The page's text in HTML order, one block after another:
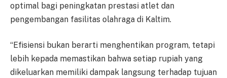
optimal bagi peningkatan prestasi atlet dan
pengembangan fasilitas olahraga di Kaltim.
“Efisiensi bukan berarti menghentikan program, tetapi
lebih kepada memastikan bahwa setiap rupiah yang
dikeluarkan memiliki dampak langsung terhadap tujuan